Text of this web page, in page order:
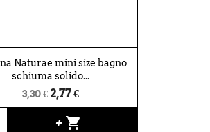
Naturae mini size bagno
schiuma solido...
3,30 € 2,77 €
+ shopping_cart